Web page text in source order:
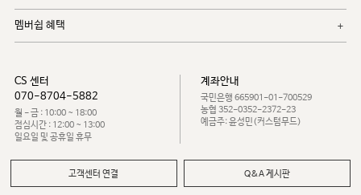
멤버쉽 혜택
CS 센터
070-8704-5882
월 - 금 : 10:00 ~ 18:00
점심시간 : 12:00 ~ 13:00
일요일 및 공휴일 휴무
계좌안내
국민은행 665901-01-700529
농협 352-0352-2372-23
예금주: 윤성민(커스텀무드)
고객센터 연결 Q&A 게시판